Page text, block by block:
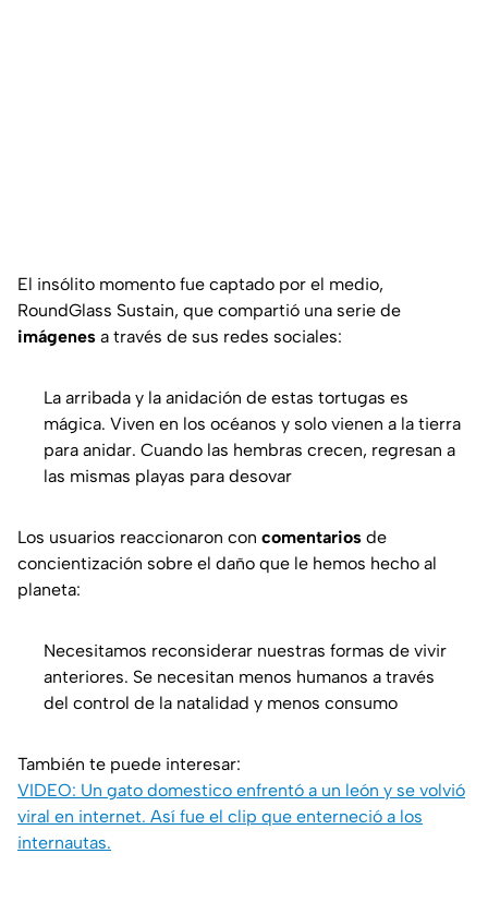
El insólito momento fue captado por el medio,
RoundGlass Sustain, que compartió una serie de
imágenes a través de sus redes sociales:
La arribada y la anidación de estas tortugas es
mágica. Viven en los océanos y solo vienen a la tierra
para anidar. Cuando las hembras crecen, regresan a
las mismas playas para desovar
Los usuarios reaccionaron con comentarios de
concientización sobre el daño que le hemos hecho al
planeta:
Necesitamos reconsiderar nuestras formas de vivir
anteriores. Se necesitan menos humanos a través
del control de la natalidad y menos consumo
También te puede interesar:
VIDEO: Un gato domestico enfrentó a un león y se volvió
viral en internet. Así fue el clip que enterneció a los
internautas.